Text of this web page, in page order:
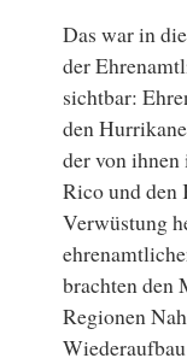
Das war in
der
sichtbar:
den
der von ihnen
Rico und den
Verwüstung
brachten den
Regionen